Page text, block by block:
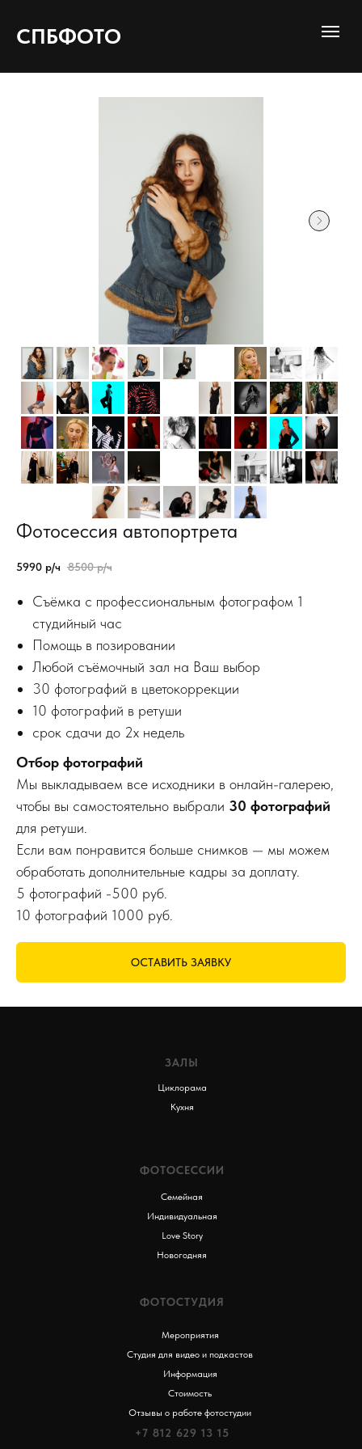
СПБФОТО
Фотосессия автопортрета
5990 р/ч 8500 р/ч
Съёмка с профессиональным фотографом 1
студийный час
Помощь в позировании
Любой съёмочный зал на Ваш выбор
30 фотографий в цветокоррекции
10 фотографий в ретуши
срок сдачи до 2х недель
Отбор фотографий
Мы выкладываем все исходники в онлайн-галерею,
чтобы вы самостоятельно выбрали 30 фотографий
для ретуши.
Если вам понравится больше снимков — мы можем
обработать дополнительные кадры за доплату.
5 фотографий -500 руб.
10 фотографий 1000 руб.
ОСТАВИТЬ ЗАЯВКУ
ЗАЛЫ
Циклорама
Кухня
ФОТОСЕССИИ
Семейная
Индивидуальная
Love Story
Новогодняя
ФОТОСТУДИЯ
Мероприятия
Студия для видео и подкастов
Информация
Стоимость
Отзывы о работе фотостудии
+7 812 629 13 15